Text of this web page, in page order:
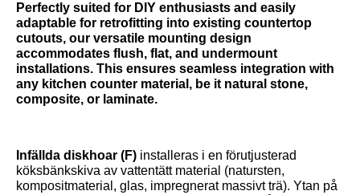
Perfectly suited for DIY enthusiasts and easily
adaptable for retrofitting into existing countertop
cutouts, our versatile mounting design
accommodates flush, flat, and undermount
installations. This ensures seamless integration with
any kitchen counter material, be it natural stone,
composite, or laminate.
Infällda diskhoar (F) installeras i en förutjusterad
köksbänkskiva av vattentätt material (natursten,
kompositmaterial, glas, impregnerat massivt trä). Ytan på